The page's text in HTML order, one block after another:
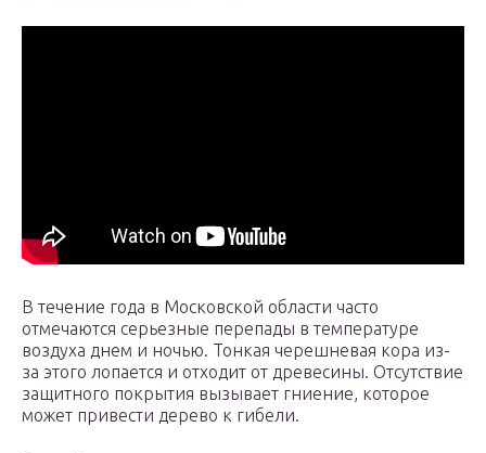
В течение года в Московской области часто
отмечаются серьезные перепады в температуре
воздуха днем и ночью. Тонкая черешневая кора из-
за этого лопается и отходит от древесины. Отсутствие
защитного покрытия вызывает гниение, которое
может привести дерево к гибели.